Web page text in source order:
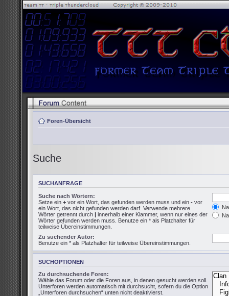
Foren-Übersicht
Suche
SUCHANFRAGE
Suche nach Wörtern:
Setze ein + vor ein Wort, das gefunden werden muss und ein - vor
ein Wort, das nicht gefunden werden darf. Verwende mehrere
Wörter getrennt durch | innerhalb einer Klammer, wenn nur eines der
Wörter gefunden werden muss. Benutze ein * als Platzhalter für
teilweise Übereinstimmungen.
Zu suchender Autor:
Benutze ein * als Platzhalter für teilweise Übereinstimmungen.
SUCHOPTIONEN
Zu durchsuchende Foren:
Wähle das Forum oder die Foren aus, in denen gesucht werden soll.
Unterforen werden automatisch mit durchsucht, sofern du die Option
„Unterforen durchsuchen“ unten nicht deaktivierst.